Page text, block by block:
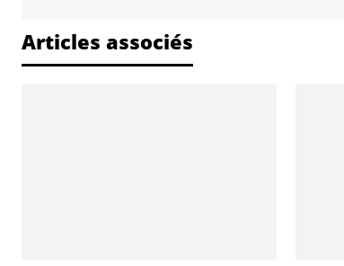
Articles associés